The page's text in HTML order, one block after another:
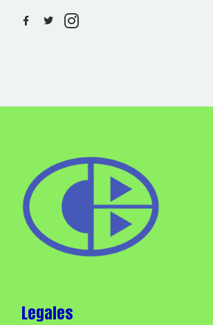
Legales